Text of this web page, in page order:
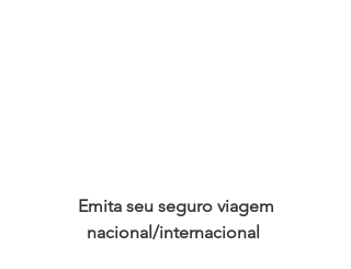
nacional/internacional